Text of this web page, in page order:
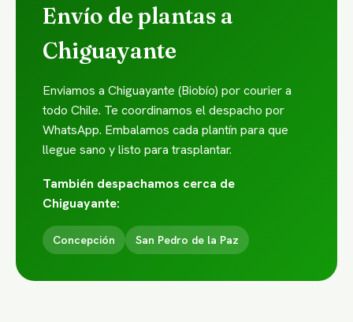
Envío de plantas a
Chiguayante
Enviamos a Chiguayante (Biobío) por courier a
todo Chile. Te coordinamos el despacho por
WhatsApp. Embalamos cada plantín para que
llegue sano y listo para trasplantar.
También despachamos cerca de
Chiguayante:
Concepción San Pedro de la Paz